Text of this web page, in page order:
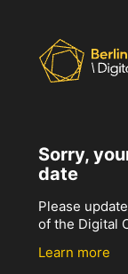
Sorry,
date
Please
of the Digital
Learn more